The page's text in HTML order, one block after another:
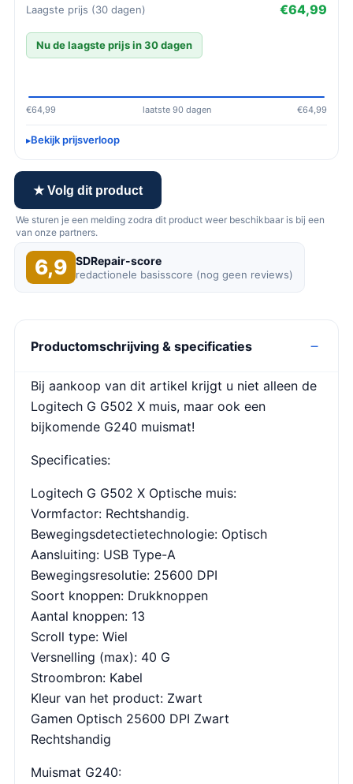
Laagste prijs (30 dagen) €64,99
Nu de laagste prijs in 30 dagen
€64,99 laatste 90 dagen €64,99
Bekijk prijsverloop
★ Volg dit product
We sturen je een melding zodra dit product weer beschikbaar is bij een
van onze partners.
6,9 SDRepair-score
redactionele basisscore (nog geen reviews)
Productomschrijving & specificaties
Bij aankoop van dit artikel krijgt u niet alleen de
Logitech G G502 X muis, maar ook een
bijkomende G240 muismat!
Specificaties:
Logitech G G502 X Optische muis:
Vormfactor: Rechtshandig.
Bewegingsdetectietechnologie: Optisch
Aansluiting: USB Type-A
Bewegingsresolutie: 25600 DPI
Soort knoppen: Drukknoppen
Aantal knoppen: 13
Scroll type: Wiel
Versnelling (max): 40 G
Stroombron: Kabel
Kleur van het product: Zwart
Gamen Optisch 25600 DPI Zwart
Rechtshandig
Muismat G240: